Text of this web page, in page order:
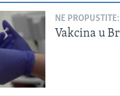
NE PROPUSTITE:
Vakcina u